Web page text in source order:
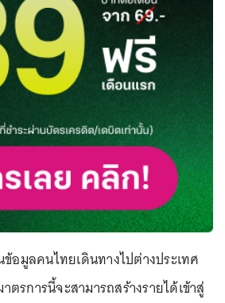
อมูลคนไทยเดินทางไปต่างประเทศ
ตรการนี้จะสามารถสร้างรายได้เข้าสู่